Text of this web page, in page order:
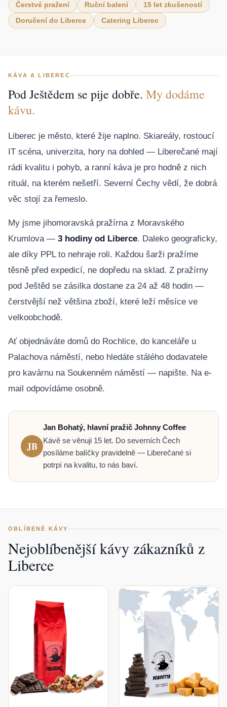
Čerstvé pražení Ruční balení
15 let zkušeností
Doručení do Liberce
Catering Liberec
KÁVA A LIBEREC
Pod Ještědem se pije dobře. My dodáme
kávu.
Liberec je město, které žije naplno. Skiareály, rostoucí
IT scéna, univerzita, hory na dohled — Liberečané mají
rádi kvalitu i pohyb, a ranní káva je pro hodně z nich
rituál, na kterém nešetří. Severní Čechy vědí, že dobrá
věc stojí za řemeslo.
My jsme jihomoravská pražírna z Moravského
Krumlova — 3 hodiny od Liberce. Daleko geograficky,
ale díky PPL to nehraje roli. Každou šarži pražíme
těsně před expedicí, ne dopředu na sklad. Z pražírny
pod Ještěd se zásilka dostane za 24 až 48 hodin —
čerstvější než většina zboží, které leží měsíce ve
velkoobchodě.
Ať objednáváte domů do Rochlice, do kanceláře u
Palachova náměstí, nebo hledáte stálého dodavatele
pro kavárnu na Soukenném náměstí — napište. Na e-
mail odpovídáme osobně.
JB
Jan Bohatý, hlavní pražič Johnny Coffee
Kávě se věnuji 15 let. Do severních Čech
posíláme balíčky pravidelně — Liberečané si
potrpí na kvalitu, to nás baví.
OBLÍBENÉ KÁVY
Nejoblíbenější kávy zákazníků z
Liberce